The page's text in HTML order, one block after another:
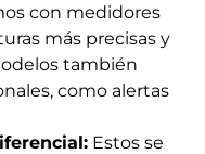
con medidores
más precisas y
también
como alertas
Estos se